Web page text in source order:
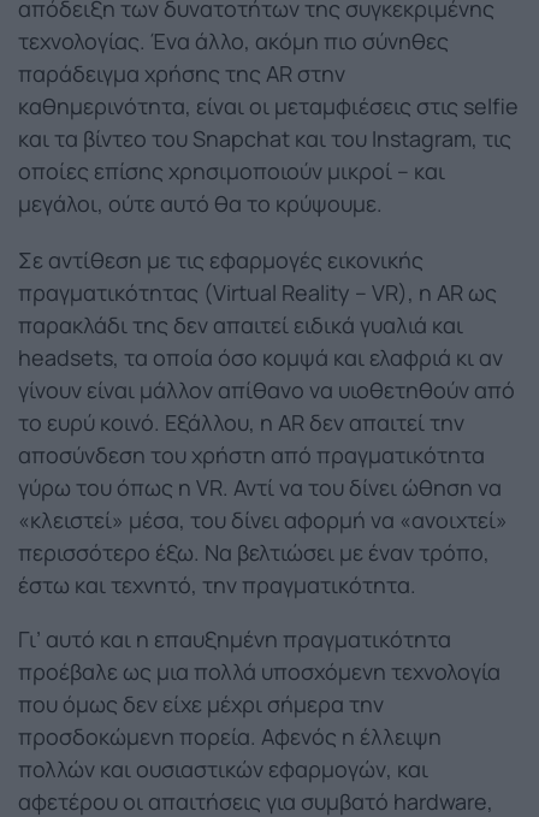
απόδειξη των δυνατοτήτων της συγκεκριμένης
τεχνολογίας. Ένα άλλο, ακόμη πιο σύνηθες
παράδειγμα χρήσης της AR στην
καθημερινότητα, είναι οι μεταμφιέσεις στις selfie
και τα βίντεο του Snapchat και του Instagram, τις
οποίες επίσης χρησιμοποιούν μικροί – και
μεγάλοι, ούτε αυτό θα το κρύψουμε.
Σε αντίθεση με τις εφαρμογές εικονικής
πραγματικότητας (Virtual Reality – VR), η AR ως
παρακλάδι της δεν απαιτεί ειδικά γυαλιά και
headsets, τα οποία όσο κομψά και ελαφριά κι αν
γίνουν είναι μάλλον απίθανο να υιοθετηθούν από
το ευρύ κοινό. Εξάλλου, η AR δεν απαιτεί την
αποσύνδεση του χρήστη από πραγματικότητα
γύρω του όπως η VR. Αντί να του δίνει ώθηση να
«κλειστεί» μέσα, του δίνει αφορμή να «ανοιχτεί»
περισσότερο έξω. Να βελτιώσει με έναν τρόπο,
έστω και τεχνητό, την πραγματικότητα.
Γι’ αυτό και η επαυξημένη πραγματικότητα
προέβαλε ως μια πολλά υποσχόμενη τεχνολογία
που όμως δεν είχε μέχρι σήμερα την
προσδοκώμενη πορεία. Αφενός η έλλειψη
πολλών και ουσιαστικών εφαρμογών, και
αφετέρου οι απαιτήσεις για συμβατό hardware,